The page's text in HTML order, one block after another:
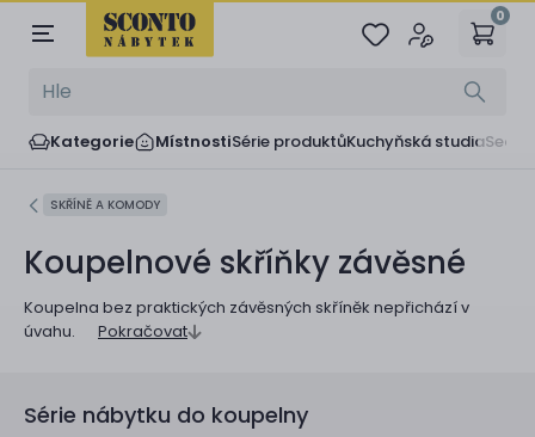
0
Kategorie MístnostiSérie produktůKuchyňská studia
SKŘÍNĚ A KOMODY
Koupelnové skříňky závěsné
Koupelna bez praktických závěsných skříněk nepřichází v
úvahu.
Pokračovat
Série nábytku do koupelny